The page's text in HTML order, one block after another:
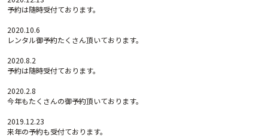
予約は随時受付ております。
2020.10.6
レンタル御予約たくさん頂いております。
2020.8.2
予約は随時受付ております。
2020.2.8
今年もたくさんの御予約頂いております。
2019.12.23
来年の予約も受付ております。